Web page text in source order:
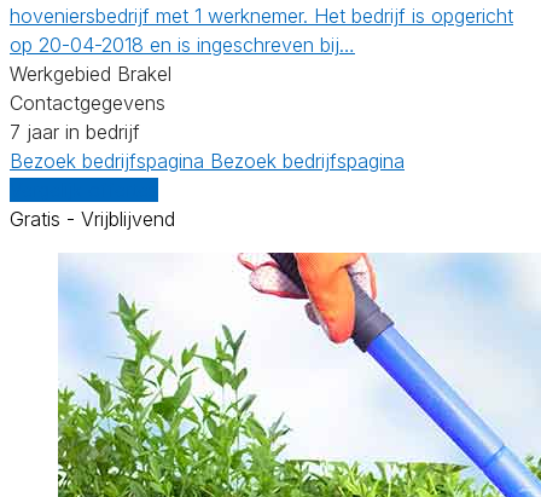
hoveniersbedrijf met 1 werknemer. Het bedrijf is opgericht
op 20-04-2018 en is ingeschreven bij…
Werkgebied Brakel
Contactgegevens
7 jaar in bedrijf
Bezoek bedrijfspagina Bezoek bedrijfspagina
Gratis - Vrijblijvend